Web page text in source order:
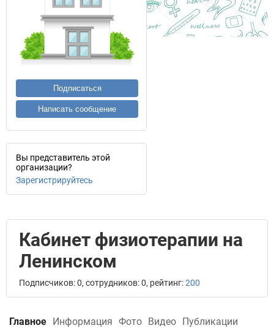
Подписаться
Написать сообщение
Вы представитель этой
организации?
Зарегистрируйтесь
Кабинет физиотерапии на
Ленинском
Подписчиков: 0, сотрудников: 0, рейтинг:200
Главное Информация Фото Видео Публикации